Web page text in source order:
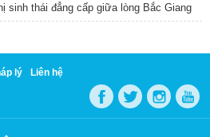
sinh thái đẳng cấp giữa lòng Bắc Giang
lý Liên hệ